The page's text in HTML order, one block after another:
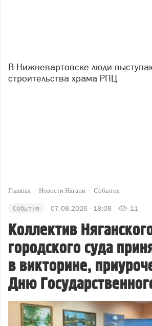
В Нижневартовске люди выступают против
строительства храма РПЦ
Главная Новости Нягани События
События 07.08.2026 - 18:08 11
Коллектив
городского суда
в викторине,
Дню